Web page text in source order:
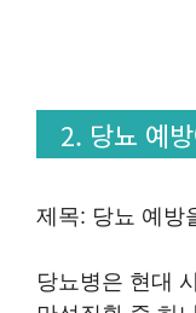
2. 당뇨 예
제목: 당뇨 예방
당뇨병은 현대